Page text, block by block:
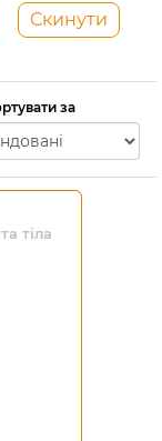
Скинути
за
тіла